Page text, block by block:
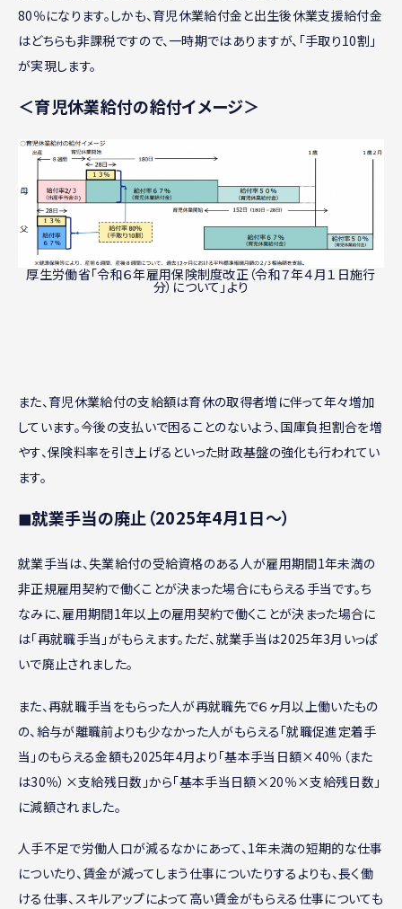
80％になります。しかも、育児休業給付金と出生後休業支援給付金
はどちらも非課税ですので、一時期ではありますが、「手取り10割」
が実現します。
＜育児休業給付の給付イメージ＞
厚生労働省「令和６年雇用保険制度改正（令和７年４月１日施行
分）について」より
また、育児休業給付の支給額は育休の取得者増に伴って年々増加
しています。今後の支払いで困ることのないよう、国庫負担割合を増
やす、保険料率を引き上げるといった財政基盤の強化も行われてい
ます。
◼︎就業手当の廃止（2025年4月1日〜）
就業手当は、失業給付の受給資格のある人が雇用期間1年未満の
非正規雇用契約で働くことが決まった場合にもらえる手当です。ち
なみに、雇用期間1年以上の雇用契約で働くことが決まった場合に
は「再就職手当」がもらえます。ただ、就業手当は2025年3月いっぱ
いで廃止されました。
また、再就職手当をもらった人が再就職先で６ヶ月以上働いたもの
の、給与が離職前よりも少なかった人がもらえる「就職促進定着手
当」のもらえる金額も2025年4月より「基本手当日額×40％（また
は30％）×支給残日数」から「基本手当日額×20％×支給残日数」
に減額されました。
人手不足で労働人口が減るなかにあって、1年未満の短期的な仕事
についたり、賃金が減ってしまう仕事についたりするよりも、長く働
ける仕事、スキルアップによって高い賃金がもらえる仕事についても